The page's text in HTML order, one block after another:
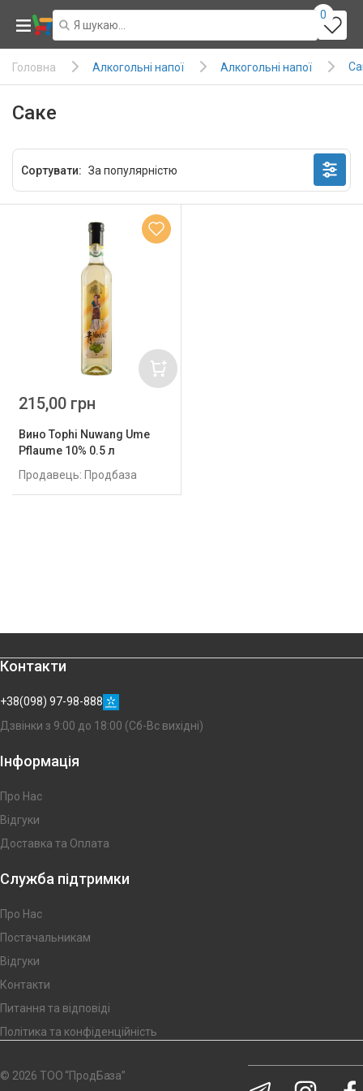
0
Головна Алкогольні напої Алкогольні напої
Саке
Сортувати:
Вино Tophi Nuwang Ume
Pflaume 10% 0.5 л
Продавець: Продбаза
215,00 грн
Контакти
+38(098) 97-98-888
Дзвінки з 9:00 до 18:00 (Сб-Вс вихідні)
Інформація
Про Нас
Відгуки
Доставка та Оплата
Служба підтримки
Про Нас
Постачальникам
Відгуки
Контакти
Питання та відповіді
Політика та конфіденційність
© 2026 ТОО “ПродБаза”